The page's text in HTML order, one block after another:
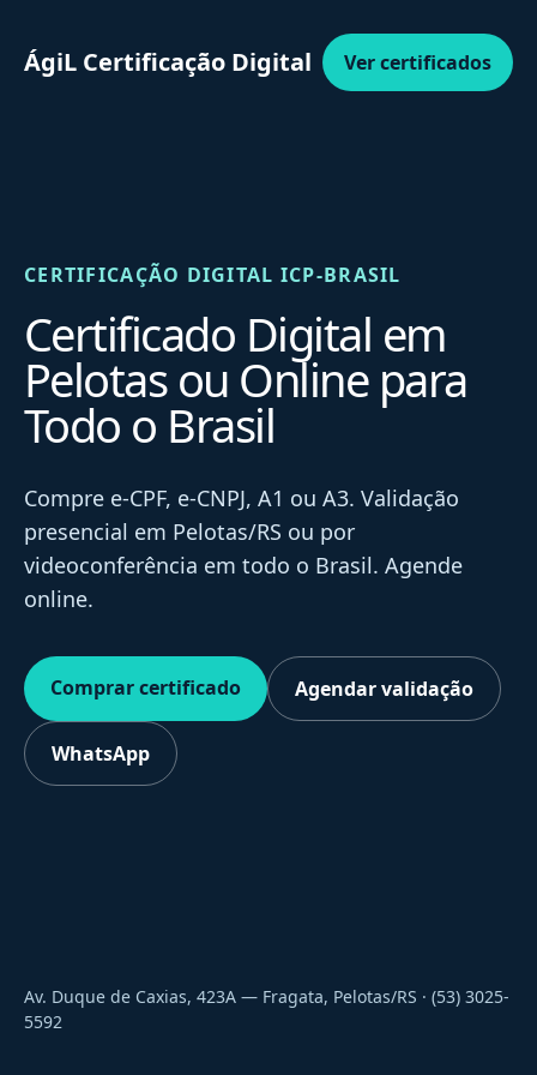
ÁgiL Certificação Digital Ver certificados
CERTIFICAÇÃO DIGITAL ICP-BRASIL
Certificado Digital em
Pelotas ou Online para
Todo o Brasil
Compre e-CPF, e-CNPJ, A1 ou A3. Validação
presencial em Pelotas/RS ou por
videoconferência em todo o Brasil. Agende
online.
Comprar certificado Agendar validação
WhatsApp
Av. Duque de Caxias, 423A — Fragata, Pelotas/RS · (53) 3025-
5592